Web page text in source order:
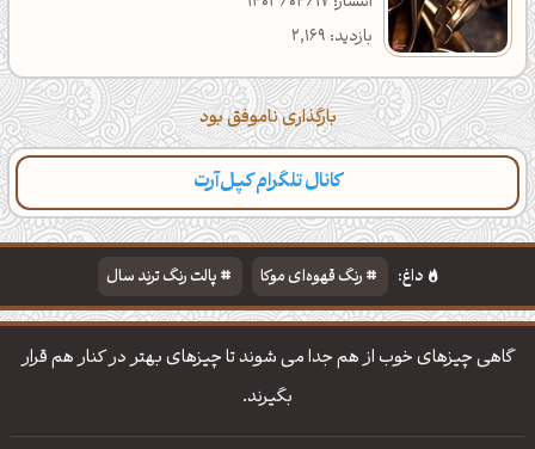
بازدید: 2,169
بارگذاری ناموفق بود
کانال تلگرام کپل‌آرت
داغ: رنگ قهوه‌ای موکا
پالت رنگ ترند سال
دانلود والپیپر مذهبی
تایپوگرافی شعر مولانا
گاهی چیزهای خوب از هم جدا می شوند تا چیزهای بهتر در کنار هم قرار
بگیرند.